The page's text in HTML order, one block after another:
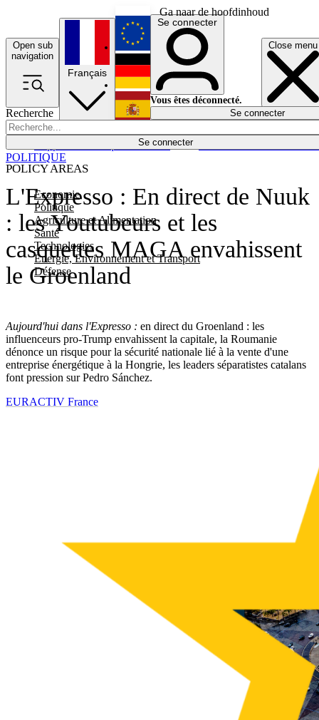
Ga naar de hoofdinhoud
Open sub
navigation
Close menu
Recherche
Se connecter
POLICY AREAS
Economie
Politique
Agriculture et Alimentation
Santé
Technologies
Energie, Environnement et Transport
Défense
Économie
Français
English
Deutsch
Español
Se connecter
Vous êtes déconnecté.
Se connecter
L'Expresso : En direct de Nuuk
: les Youtubeurs et les
casquettes MAGA envahissent
le Groenland
Aujourd'hui dans l'Expresso : en direct du Groenland : les
influenceurs pro-Trump envahissent la capitale, la Roumanie
dénonce un risque pour la sécurité nationale lié à la vente d'une
entreprise énergétique à la Hongrie, les leaders séparatistes catalans
font pression sur Pedro Sánchez.
POLITIQUE
EURACTIV France